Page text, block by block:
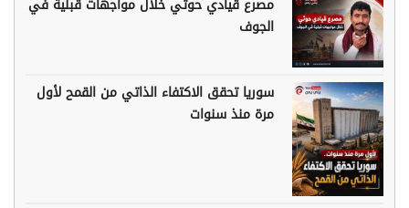
مصرع قيادي حوثي خلال مواجهات قبلية في
الجوف
سوريا تحقق الاكتفاء الذاتي من القمح لأول
مرة منذ سنوات